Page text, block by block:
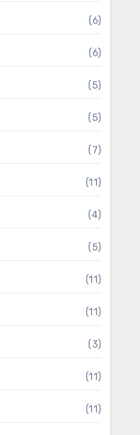
(6)
(6)
(5)
(5)
(7)
(11)
(4)
(5)
(11)
(11)
(3)
(11)
(11)